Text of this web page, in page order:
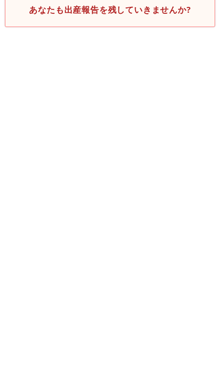
あなたも出産報告を残していきませんか?